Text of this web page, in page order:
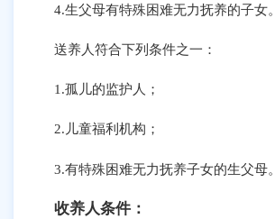
4.生父母有特殊困难无力抚养的子女。
送养人符合下列条件之一：
1.孤儿的监护人；
2.儿童福利机构；
3.有特殊困难无力抚养子女的生父母。
收养人条件：